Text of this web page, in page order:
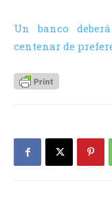
Un banco
centenar de